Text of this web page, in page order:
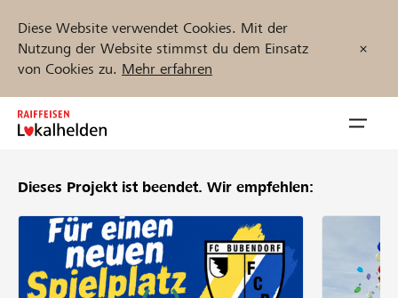
Diese Website verwendet Cookies. Mit der
Nutzung der Website stimmst du dem Einsatz
von Cookies zu. Mehr erfahren
Zum
Inhalt
Projekte und Organisationen finden
Dieses Projekt ist beendet. Wir empfehlen: